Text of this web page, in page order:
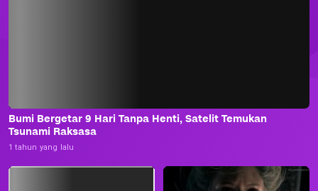
Bumi Bergetar 9 Hari Tanpa Henti, Satelit Temukan
Tsunami Raksasa
1 tahun yang lalu